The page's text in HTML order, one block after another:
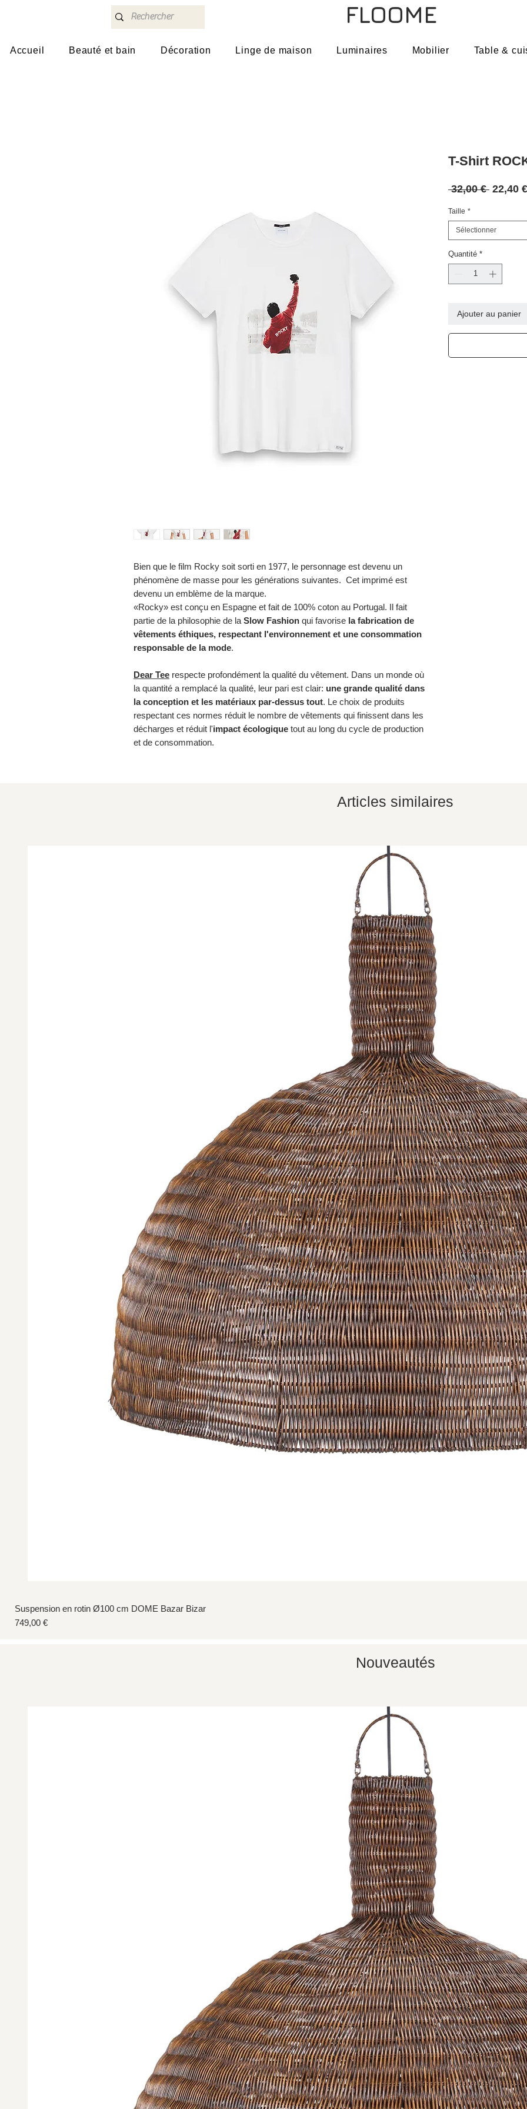
FLOOME
Accueil Beauté et bain Décoration Linge de maison Luminaires Mobilier Table &
Bien que le film Rocky soit sorti en 1977, le personnage est devenu un
phénomène de masse pour les générations suivantes. Cet imprimé est
devenu un emblème de la marque.
«Rocky» est conçu en Espagne et fait de 100% coton au Portugal. Il fait
partie de la philosophie de la Slow Fashion qui favorise la fabrication de
vêtements éthiques, respectant l'environnement et une consommation
responsable de la mode.
Dear Tee respecte profondément la qualité du vêtement. Dans un monde où
la quantité a remplacé la qualité, leur pari est clair: une grande qualité dans
la conception et les matériaux par-dessus tout. Le choix de produits
respectant ces normes réduit le nombre de vêtements qui finissent dans les
décharges et réduit l'impact écologique tout au long du cycle de production
et de consommation.
T-Shirt
32,00 € Prix
22,40 €
Taille *
Sélectionner
Quantité *
Ajouter au panier
Articles similaires
Suspension en rotin Ø100 cm DOME Bazar Bizar
Prix
749,00 €
Nouveautés